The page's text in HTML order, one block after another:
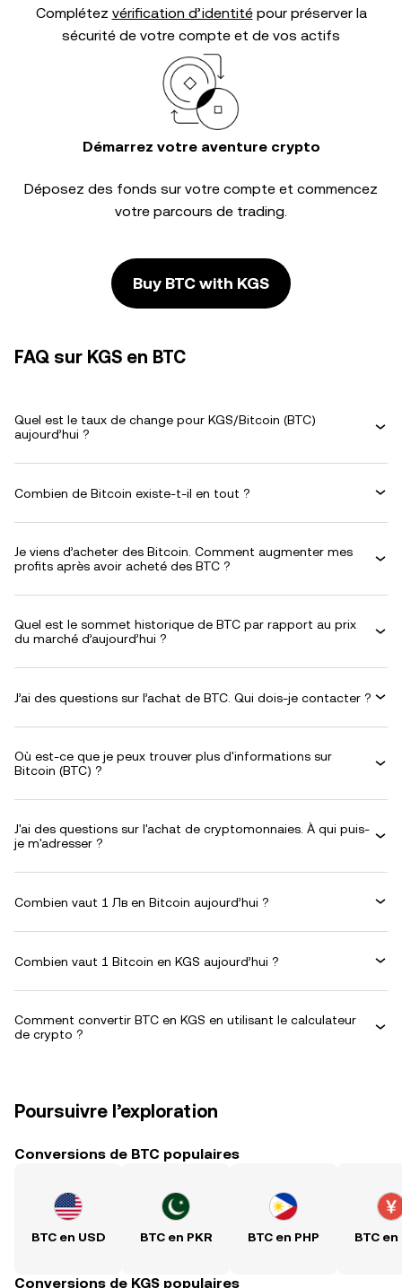
Complétez vérification d’identitépour préserver la
sécurité de votre compte et de vos actifs
Démarrez votre aventure crypto
Déposez des fonds sur votre compte et commencez
votre parcours de trading.
Buy BTC with KGS
FAQ sur KGS en BTC
Quel est le taux de change pour KGS/Bitcoin (BTC)
aujourd’hui ?
Combien de Bitcoin existe-t-il en tout ?
Je viens d’acheter des Bitcoin. Comment augmenter mes
profits après avoir acheté des BTC ?
Quel est le sommet historique de BTC par rapport au prix
du marché d’aujourd’hui ?
J’ai des questions sur l’achat de BTC. Qui dois-je contacter ?
Où est-ce que je peux trouver plus d'informations sur
Bitcoin (BTC) ?
J'ai des questions sur l'achat de cryptomonnaies. À qui puis-
je m'adresser ?
Combien vaut 1 Лв en Bitcoin aujourd’hui ?
Combien vaut 1 Bitcoin en KGS aujourd’hui ?
Comment convertir BTC en KGS en utilisant le calculateur
de crypto ?
Poursuivre l’exploration
Conversions de BTC populaires
BTC en USD BTC en PKR BTC en PHP BTC en
Conversions de KGS populaires